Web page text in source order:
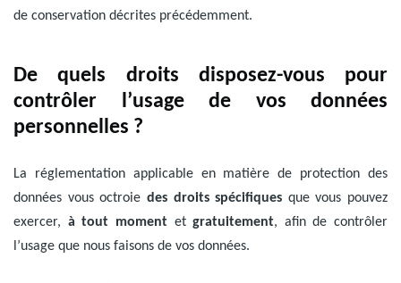
de conservation décrites précédemment.
De quels droits disposez-vous pour
contrôler l’usage de vos données
personnelles ?
La réglementation applicable en matière de protection des
données vous octroie des droits spécifiques que vous pouvez
exercer, à tout momentetgratuitement, afin de contrôler
l’usage que nous faisons de vos données.